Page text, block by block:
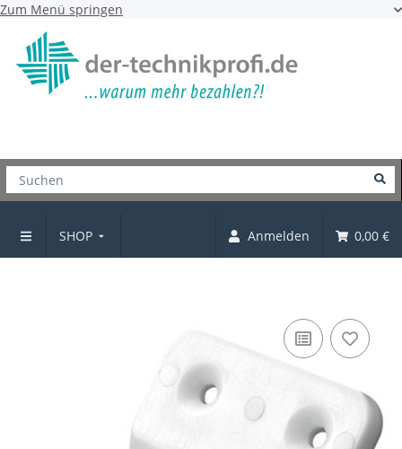
Zum Menü springen
SHOP Anmelden 0,00 €
Eckverbinder